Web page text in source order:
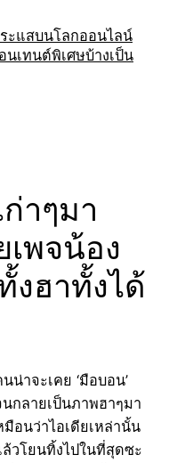
ะแสบนโลกออนไลน์
เทนต์พิเศษบ้างเป็น
าๆมา
พจน้อง
งฮาทั้งได้
น่าจะเคย ‘มือบอน’
กลายเป็นภาพฮาๆมา
อนว่าไอเดียเหล่านั้น
วโยนทิ้งไปในที่สุดซะ